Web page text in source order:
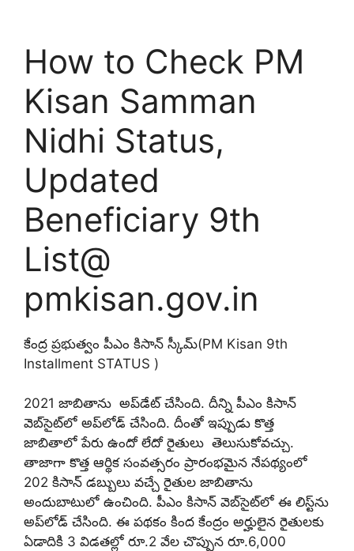
How to Check PM
Kisan Samman
Nidhi Status,
Updated
Beneficiary 9th
List@
pmkisan.gov.in
కేంద్ర ప్రభుత్వం పీఎం కిసాన్ స్కీమ్(PM Kisan 9th
Installment STATUS )
2021 జాబితాను అప్‌డేట్ చేసింది. దీన్ని పీఎం కిసాన్
వెబ్‌సైట్‌లో అప్‌లోడ్ చేసింది. దీంతో ఇప్పుడు కొత్త
జాబితాలో పేరు ఉందో లేదో రైతులు తెలుసుకోవచ్చు.
తాజాగా కొత్త ఆర్థిక సంవత్సరం ప్రారంభమైన నేపథ్యంలో
202 కిసాన్ డబ్బులు వచ్చే రైతుల జాబితాను
అందుబాటులో ఉంచింది. పీఎం కిసాన్ వెబ్‌సైట్‌లో ఈ లిస్ట్‌ను
అప్‌లోడ్ చేసింది. ఈ పథకం కింద కేంద్రం అర్హులైన రైతులకు
ఏడాదికి 3 విడతల్లో రూ.2 వేల చొప్పున రూ.6,000